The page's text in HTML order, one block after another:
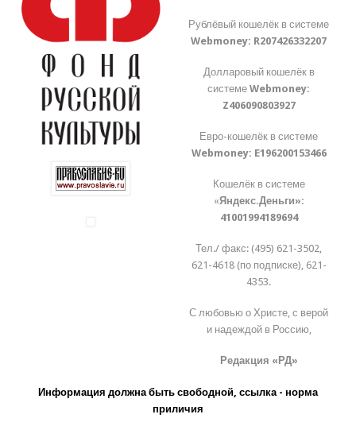
Рублёвый кошелёк в системе
Webmoney: R207426332207
Долларовый кошелёк в
системеWebmoney:
Z406090803927
Евро-кошелёк в системе
Webmoney: E196200153466
Кошелёк в системе
«Яндекс.Деньги»:
41001994189694
Тел./ факс: (495) 621-3502,
621-4618 (по подписке), 621-
4353.
С любовью о Христе, с верой
и надеждой в Россию,
Редакция «РД»
Информация должна быть свободной, ссылка - норма
приличия